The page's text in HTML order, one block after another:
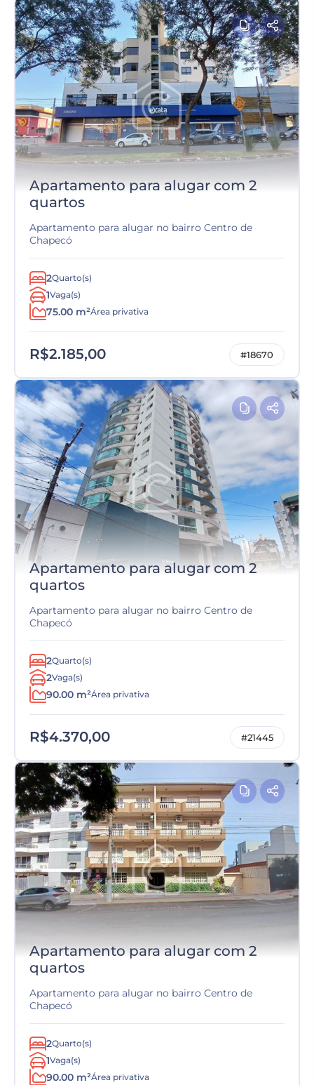
Apartamento para alugar com 2
quartos
Apartamento para alugar no bairro Centro de
Chapecó
2Quarto(s)
1Vaga(s)
75.00 m²Área privativa
R$2.185,00 #18670
Apartamento para alugar com 2
quartos
Apartamento para alugar no bairro Centro de
Chapecó
2Quarto(s)
2Vaga(s)
90.00 m²Área privativa
R$4.370,00 #21445
Apartamento para alugar com 2
quartos
Apartamento para alugar no bairro Centro de
Chapecó
2Quarto(s)
1Vaga(s)
90.00 m²Área privativa